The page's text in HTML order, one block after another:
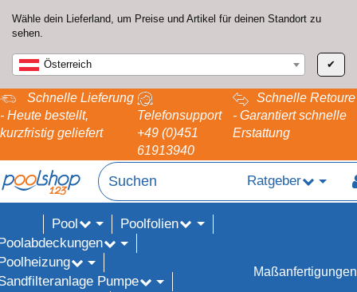
Wähle dein Lieferland, um Preise und Artikel für deinen Standort zu
sehen.
Österreich ✔
Schnelle Lieferung
- Heute bestellt,
kurzfristig geliefert
Telefonsupport
+49 (0)451
61913940
Schnelle Retoure
- Garantiert schnelle
Erstattung
Ratgeber
Pool
Poolfolien
Pumpe
Maßanfertigungen